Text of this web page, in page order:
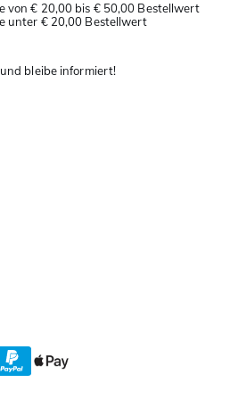
von € 20,00 bis € 50,00 Bestellwert
unter € 20,00 Bestellwert
bleibe informiert!